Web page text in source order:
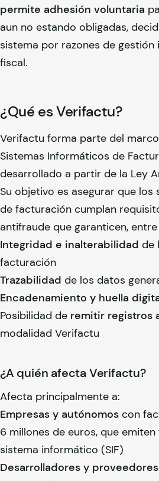
permite adhesión voluntaria
aun no estando obligadas,
sistema por razones de
fiscal.
¿Qué es Verifactu?
Verifactu forma parte del
Sistemas Informáticos de
desarrollado a partir de la Ley
Su objetivo es asegurar que
de facturación cumplan
antifraude que garanticen,
Integridad e inalterabilidad de
facturación
Trazabilidad de los datos
Encadenamiento y huella
Posibilidad de remitir registros
modalidad Verifactu
¿A quién afecta Verifactu?
Afecta principalmente a:
Empresas y autónomos con
6 millones de euros, que
sistema informático (SIF)
Desarrolladores y